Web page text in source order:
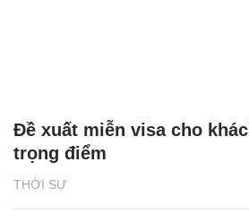
THỜI SỰ
Đề xuất miễn visa cho
trọng điểm